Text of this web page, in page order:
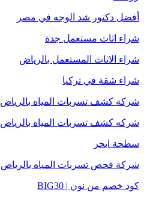
أفضل دكتور شد الوجه في مصر
شراء اثاث مستعمل جدة
شراء الاثاث المستعمل بالرياض
شراء شقة في تركيا
شركة كشف تسربات المياه بالرياض
شركه كشف تسربات المياه بالرياض
سطحة ابحر
شركة فحص تسربات المياه بالرياض
كود خصم من نون | BIG30